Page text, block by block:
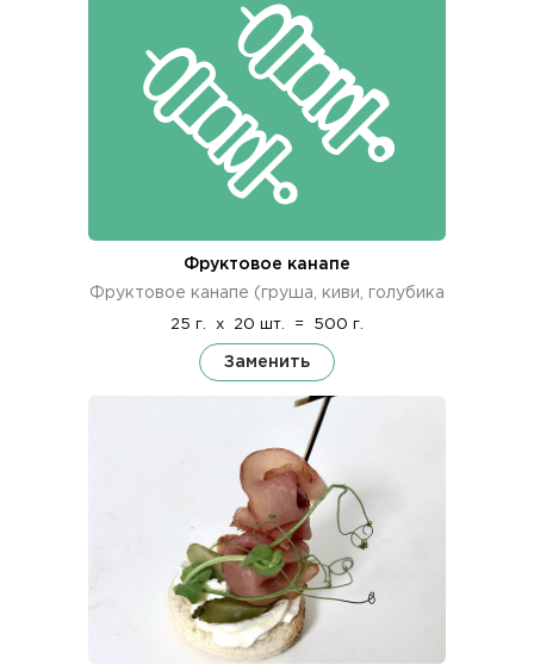
Фруктовое канапе
Фруктовое канапе (груша, киви, голубика
25 г. x 20 шт. = 500 г.
Заменить